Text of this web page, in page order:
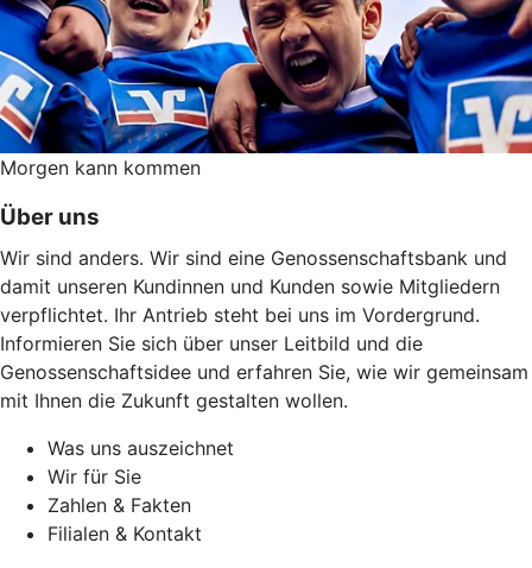
Morgen kann kommen
Über uns
Wir sind anders. Wir sind eine Genossenschaftsbank und
damit unseren Kundinnen und Kunden sowie Mitgliedern
verpflichtet. Ihr Antrieb steht bei uns im Vordergrund.
Informieren Sie sich über unser Leitbild und die
Genossenschaftsidee und erfahren Sie, wie wir gemeinsam
mit Ihnen die Zukunft gestalten wollen.
Was uns auszeichnet
Wir für Sie
Zahlen & Fakten
Filialen & Kontakt